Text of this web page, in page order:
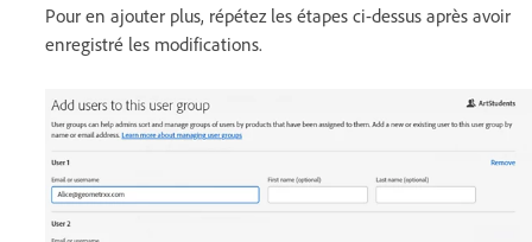
Pour en ajouter plus, répétez les étapes ci-dessus après avoir
enregistré les modifications.